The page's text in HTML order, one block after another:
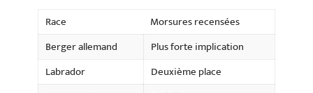
Race
Morsures recensées
Berger allemand
Plus forte implication
Labrador
Deuxième place